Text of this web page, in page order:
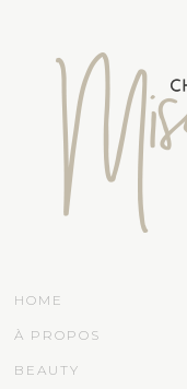
HOME
À PROPOS
BEAUTY